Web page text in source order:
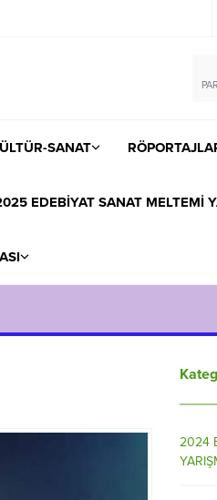
SANAT
EDEBİYAT SANAT MELTEMİ
2024